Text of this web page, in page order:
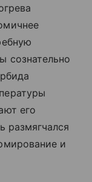
сознательно
его
размягчался
и